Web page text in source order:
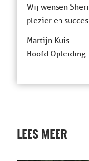
Wij wensen
plezier en
Martijn Kuis
Hoofd Opleiding
LEES MEER